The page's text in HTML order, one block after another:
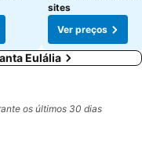
sites
Ver preços
Eulália
os últimos 30 dias